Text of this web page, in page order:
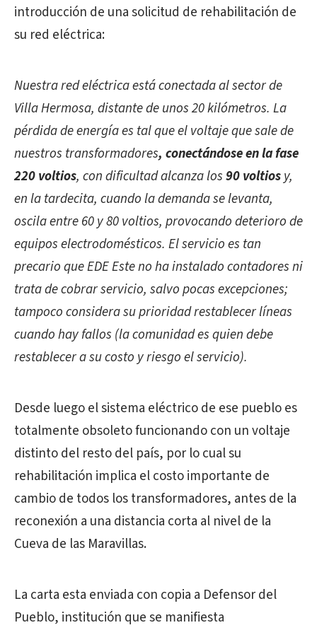
introducción de una solicitud de rehabilitación de
su red eléctrica:
Nuestra red eléctrica está conectada al sector de
Villa Hermosa, distante de unos 20 kilómetros. La
pérdida de energía es tal que el voltaje que sale de
nuestros transformadores, conectándose en la fase
220 voltios, con dificultad alcanza los90 voltiosy,
en la tardecita, cuando la demanda se levanta,
oscila entre 60 y 80 voltios, provocando deterioro de
equipos electrodomésticos. El servicio es tan
precario que EDE Este no ha instalado contadores ni
trata de cobrar servicio, salvo pocas excepciones;
tampoco considera su prioridad restablecer líneas
cuando hay fallos (la comunidad es quien debe
restablecer a su costo y riesgo el servicio).
Desde luego el sistema eléctrico de ese pueblo es
totalmente obsoleto funcionando con un voltaje
distinto del resto del país, por lo cual su
rehabilitación implica el costo importante de
cambio de todos los transformadores, antes de la
reconexión a una distancia corta al nivel de la
Cueva de las Maravillas.
La carta esta enviada con copia a Defensor del
Pueblo, institución que se manifiesta